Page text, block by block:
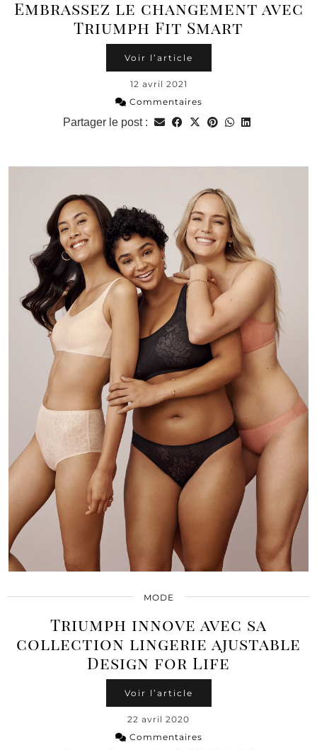
Embrassez le changement avec
Triumph Fit Smart
Voir l’article
12 avril 2021
Commentaires
Partager le post :
MODE
Triumph innove avec sa
collection lingerie ajustable
Design for Life
Voir l’article
22 avril 2020
Commentaires